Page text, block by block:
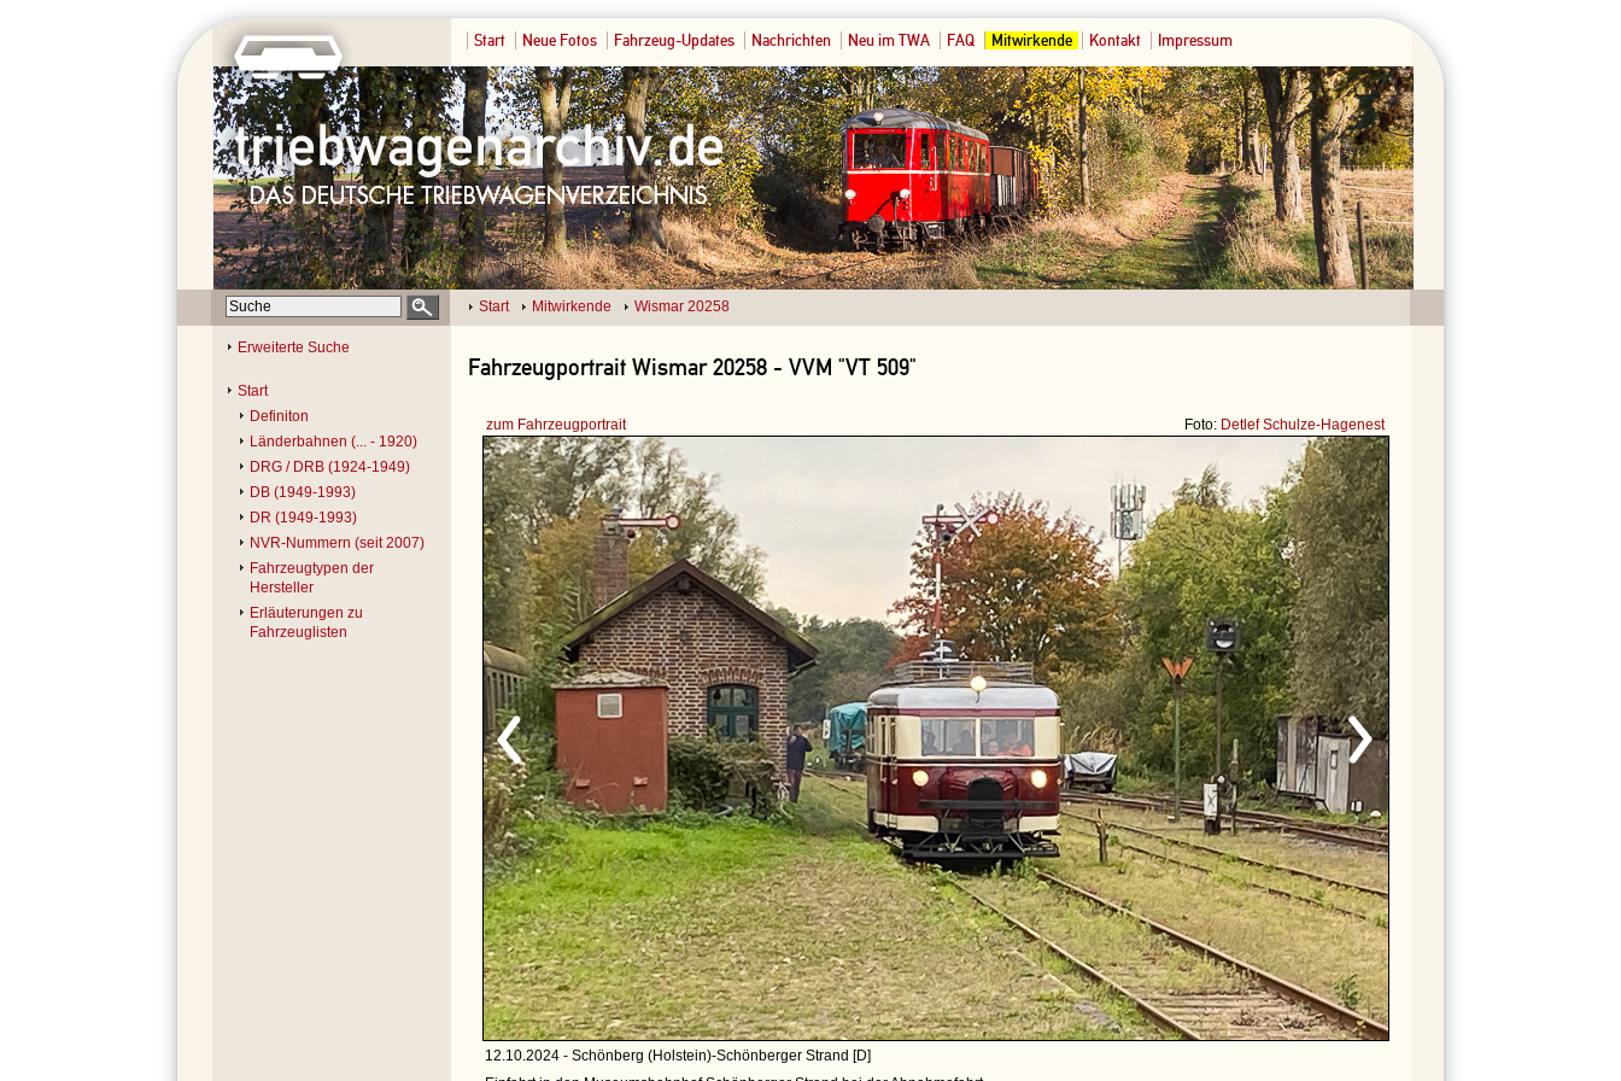
Start Neue Fotos Fahrzeug-Updates Nachrichten Neu im TWA FAQ Mitwirkende Kontakt Impressum
Start Mitwirkende Wismar 20258
Erweiterte Suche
Start
Definiton
Länderbahnen (... - 1920)
DRG / DRB (1924-1949)
DB (1949-1993)
DR (1949-1993)
NVR-Nummern (seit 2007)
Fahrzeugtypen der
Hersteller
Erläuterungen zu
Fahrzeuglisten
Fahrzeugportrait Wismar 20258 - VVM "VT 509"
zum Fahrzeugportrait Foto: Detlef Schulze-Hagenest
12.10.2024 - Schönberg (Holstein)-Schönberger Strand [D]